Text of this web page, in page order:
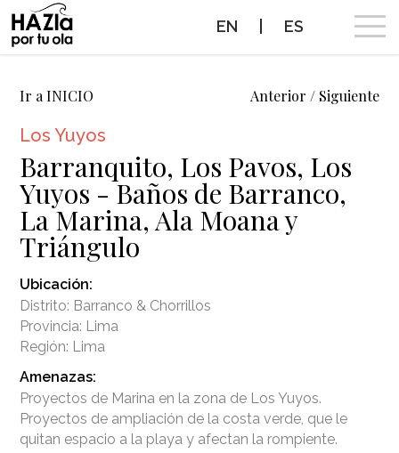
CAMPAÑA
OLAS A PROTEGER
OLAS PROTEGIDAS
NOTICIAS
PROTEGE TUS OLAS
ALIADOS
CONTACTO
EN ES
Ir a INICIO Anterior / Siguiente
Los Yuyos
Barranquito, Los Pavos, Los
Yuyos - Baños de Barranco,
La Marina, Ala Moana y
Triángulo
Ubicación:
Distrito: Barranco & Chorrillos
Provincia: Lima
Región: Lima
Amenazas:
Proyectos de Marina en la zona de Los Yuyos.
Proyectos de ampliación de la costa verde, que le
quitan espacio a la playa y afectan la rompiente.